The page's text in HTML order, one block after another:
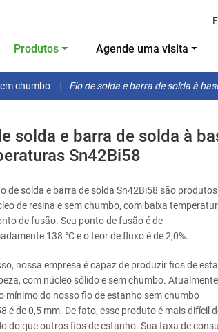
Produtos Agende uma visita
chumbo Fio de solda e barra de solda à
solda e barra de solda à
Sn42Bi58
de solda e barra de solda Sn42Bi58 são produtos
de resina e sem chumbo, com baixa
de fusão. Seu ponto de fusão é de
138 °C e o teor de fluxo é de 2,0%.
nossa empresa é capaz de produzir fios de
com núcleo sólido e sem chumbo.
mínimo do nosso fio de estanho sem chumbo
é de 0,5 mm. De fato, esse produto é mais difícil
do que outros fios de estanho. Sua taxa de